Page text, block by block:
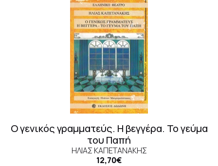
Ο γενικός γραμματεύς. Η βεγγέρα. Το γεύμα
του Παπή
ΗΛΊΑΣ ΚΑΠΕΤΑΝΆΚΗΣ
12,70€